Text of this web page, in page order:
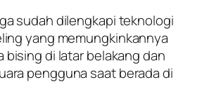
sudah dilengkapi teknologi
yang memungkinkannya
bising di latar belakang dan
pengguna saat berada di